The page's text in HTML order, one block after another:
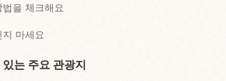
법을 체크해요
마세요
는 주요 관광지